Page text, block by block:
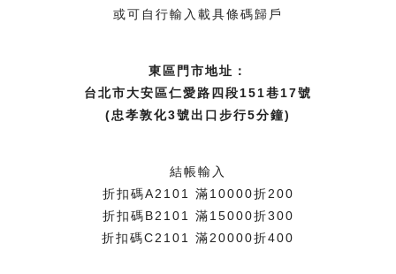
或可自行輸入載具條碼歸戶
東區門市地址：
台北市大安區仁愛路四段151巷17號
(忠孝敦化3號出口步行5分鐘)
結帳輸入
折扣碼A2101 滿10000折200
折扣碼B2101 滿15000折300
折扣碼C2101 滿20000折400